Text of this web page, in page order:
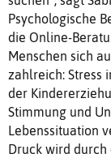
Psychologische
die Online-
Menschen sich
zahlreich: Stress
der
Stimmung und
Lebenssituation
Druck wird